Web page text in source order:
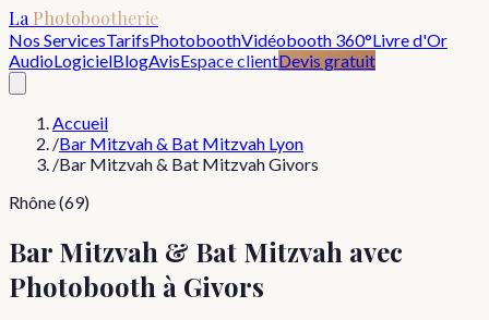
La Photobootherie
Nos ServicesTarifsPhotoboothVidéobooth 360°Livre d'Or
AudioLogicielBlogAvisEspace clientDevis gratuit
Accueil
/Bar Mitzvah & Bat Mitzvah Lyon
/Bar Mitzvah & Bat Mitzvah Givors
Rhône (69)
Bar Mitzvah & Bat Mitzvah avec
Photobooth à Givors